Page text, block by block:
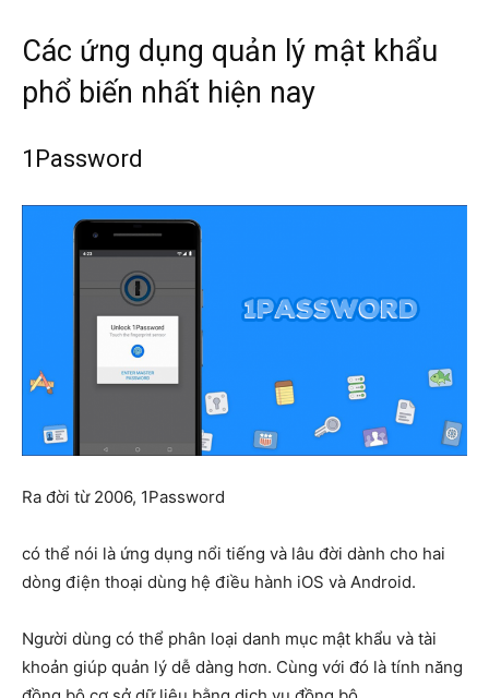
Các ứng dụng quản lý mật khẩu
phổ biến nhất hiện nay
1Password
Ra đời từ 2006, 1Password
có thể nói là ứng dụng nổi tiếng và lâu đời dành cho hai
dòng điện thoại dùng hệ điều hành iOS và Android.
Người dùng có thể phân loại danh mục mật khẩu và tài
khoản giúp quản lý dễ dàng hơn. Cùng với đó là tính năng